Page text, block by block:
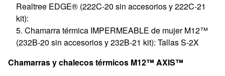
Realtree EDGE® (222C-20 sin accesorios y 222C-21
kit):
Chamarra térmica IMPERMEABLE de mujer M12™
(232B-20 sin accesorios y 232B-21 kit): Tallas S-2X
Chamarras y chalecos térmicos M12™ AXIS™